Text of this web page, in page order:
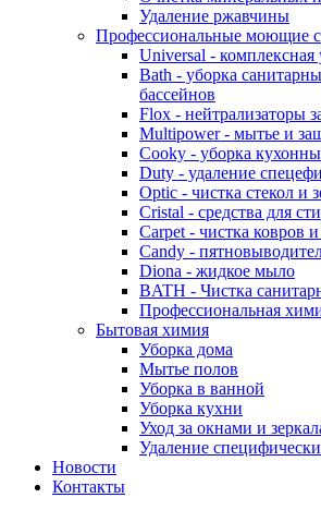
Удаление ржавчины
Профессиональные моющие
Universal -
Bath - уборка
бассейнов
Flox - нейтрализаторы
Multipower - мытье и
Cooky - уборка
Duty - удаление
Optic - чистка стекол и
Cristal - средства для
Carpet - чистка ковров
Candy -
Diona - жидкое мыло
BATH - Чистка
Профессиональная
Бытовая химия
Уборка дома
Мытье полов
Уборка в ванной
Уборка кухни
Уход за окнами и
Удаление
Новости
Контакты